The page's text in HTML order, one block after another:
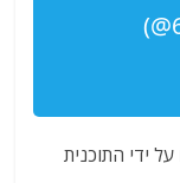
ידי התוכנית